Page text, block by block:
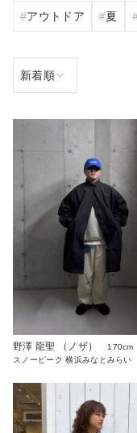
アウトドア 夏
野澤 龍聖 （ノザ）
170cm
スノーピーク 横浜みなとみらい